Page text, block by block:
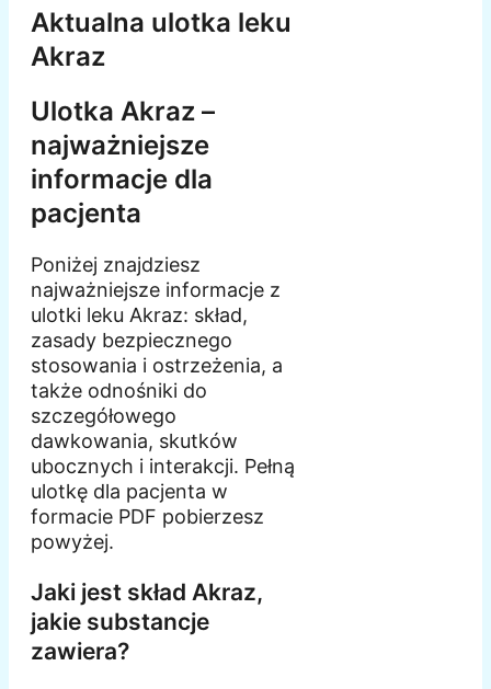
Aktualna ulotka leku
Akraz
Ulotka Akraz –
najważniejsze
informacje dla
pacjenta
Poniżej znajdziesz
najważniejsze informacje z
ulotki leku Akraz: skład,
zasady bezpiecznego
stosowania i ostrzeżenia, a
także odnośniki do
szczegółowego
dawkowania, skutków
ubocznych i interakcji. Pełną
ulotkę dla pacjenta w
formacie PDF pobierzesz
powyżej.
Jaki jest skład Akraz,
jakie substancje
zawiera?